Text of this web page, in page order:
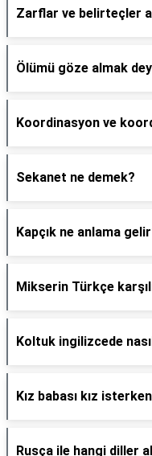
Zarflar ve belirteçler
Ölümü göze almak
Koordinasyon ve
Sekanet ne demek?
Kapçık ne anlama
Mikserin Türkçe
Koltuk ingilizcede
Kız babası kız
Rusça ile hangi diller